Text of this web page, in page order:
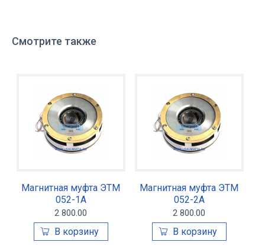
Смотрите также
Магнитная муфта ЭТМ
052-1А
2 800.00
Магнитная муфта ЭТМ
052-2А
2 800.00